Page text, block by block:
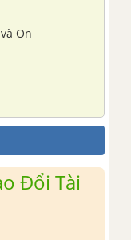
On
Đổi Tài